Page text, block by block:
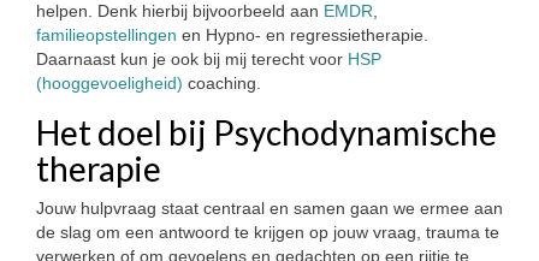
Gezonde seksualiteit
Workshops
Aanmeldformulier workshop Opstellingen
Weer vrij in mijn lijf!
Aanmeldformulier ‘Weer vrij in mijn lijf’
helpen. Denk hierbij bijvoorbeeld aan EMDR
familieopstellingen en Hypno- en regressietherapie.
Daarnaast kun je ook bij mij terecht voor HSP
(hooggevoeligheid) coaching.
Het doel bij Psychodynamische
therapie
Jouw hulpvraag staat centraal en samen gaan we ermee aan
de slag om een antwoord te krijgen op jouw vraag, trauma te
verwerken of om gevoelens en gedachten op een rijtje te